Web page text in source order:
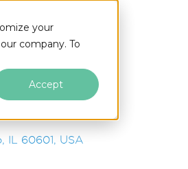
your
company. To
Accept
IL 60601, USA